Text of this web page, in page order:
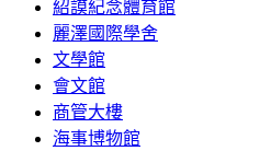
紹謨紀念體育館
麗澤國際學舍
文學館
會文館
商管大樓
海事博物館